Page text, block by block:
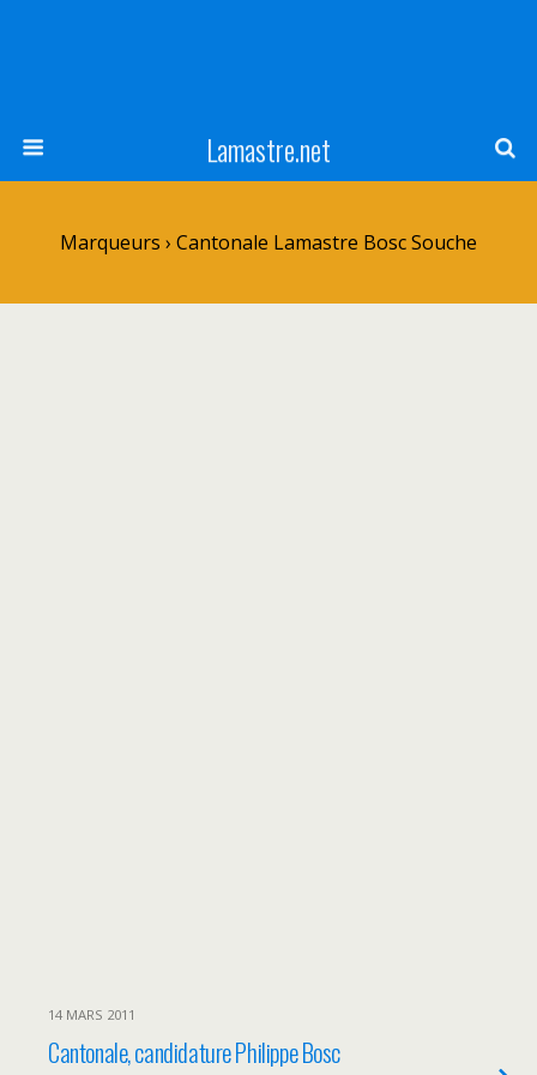
Lamastre.net
Marqueurs › Cantonale Lamastre Bosc Souche
14 MARS 2011
Cantonale, candidature Philippe Bosc